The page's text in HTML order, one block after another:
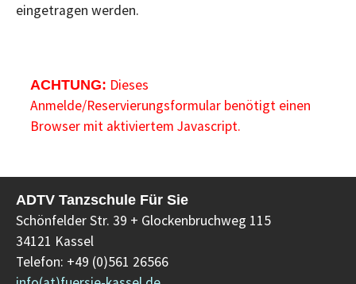
eingetragen werden.
ACHTUNG: Dieses
Anmelde/Reservierungsformular benötigt einen
Browser mit aktiviertem Javascript.
ADTV Tanzschule Für Sie
Schönfelder Str. 39 + Glockenbruchweg 115
34121 Kassel
Telefon: +49 (0)561 26566